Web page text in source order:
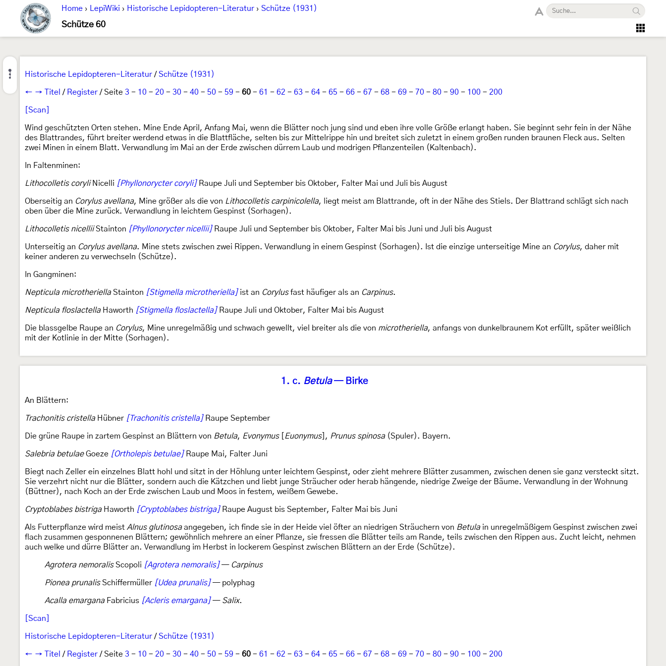
Home › LepiWiki › Historische Lepidopteren-Literatur › Schütze (1931)
Schütze 60
Historische Lepidopteren-Literatur / Schütze (1931)
← → Titel / Register / Seite 3 - 10 - 20 - 30 - 40 - 50 - 59 - 60 - 61 - 62 - 63 - 64 - 65 - 66 - 67 - 68 - 69 - 70 - 80 - 90 - 100 - 200
[Scan]
Wind geschützten Orten stehen. Mine Ende April, Anfang Mai, wenn die Blätter noch jung sind und eben ihre volle Größe erlangt haben. Sie beginnt sehr fein in der Nähe
des Blattrandes, führt breiter werdend etwas in die Blattfläche, selten bis zur Mittelrippe hin und breitet sich zuletzt in einem großen runden braunen Fleck aus. Selten
zwei Minen in einem Blatt. Verwandlung im Mai an der Erde zwischen dürrem Laub und modrigen Pflanzenteilen (Kaltenbach).
In Faltenminen:
Lithocolletis coryliNicelli [Phyllonorycter coryli]Raupe Juli und September bis Oktober, Falter Mai und Juli bis August
Oberseitig an Corylus avellana, Mine größer als die von Lithocolletis carpinicolella, liegt meist am Blattrande, oft in der Nähe des Stiels. Der Blattrand schlägt sich nach
oben über die Mine zurück. Verwandlung in leichtem Gespinst (Sorhagen).
Lithocolletis nicelliiStainton [Phyllonorycter nicellii]Raupe Juli und September bis Oktober, Falter Mai bis Juni und Juli bis August
Unterseitig an Corylus avellana. Mine stets zwischen zwei Rippen. Verwandlung in einem Gespinst (Sorhagen). Ist die einzige unterseitige Mine an Corylus, daher mit
keiner anderen zu verwechseln (Schütze).
In Gangminen:
Nepticula microtheriellaStainton [Stigmella microtheriella]ist an Corylusfast häufiger als an Carpinus.
Nepticula floslactellaHaworth [Stigmella floslactella]Raupe Juli und Oktober, Falter Mai bis August
Die blassgelbe Raupe an Corylus, Mine unregelmäßig und schwach gewellt, viel breiter als die von microtheriella, anfangs von dunkelbraunem Kot erfüllt, später weißlich
mit der Kotlinie in der Mitte (Sorhagen).
1. c. Betula— Birke
An Blättern:
Trachonitis cristellaHübner [Trachonitis cristella]Raupe September
Die grüne Raupe in zartem Gespinst an Blättern von Betula, Evonymus[ Euonymus], Prunus spinosa(Spuler). Bayern.
Salebria betulaeGoeze [Ortholepis betulae]Raupe Mai, Falter Juni
Biegt nach Zeller ein einzelnes Blatt hohl und sitzt in der Höhlung unter leichtem Gespinst, oder zieht mehrere Blätter zusammen, zwischen denen sie ganz versteckt sitzt.
Sie verzehrt nicht nur die Blätter, sondern auch die Kätzchen und liebt junge Sträucher oder herab hängende, niedrige Zweige der Bäume. Verwandlung in der Wohnung
(Büttner), nach Koch an der Erde zwischen Laub und Moos in festem, weißem Gewebe.
Cryptoblabes bistrigaHaworth [Cryptoblabes bistriga]Raupe August bis September, Falter Mai bis Juni
Als Futterpflanze wird meist Alnus glutinosaangegeben, ich finde sie in der Heide viel öfter an niedrigen Sträuchern von Betulain unregelmäßigem Gespinst zwischen zwei
flach zusammen gesponnenen Blättern; gewöhnlich mehrere an einer Pflanze, sie fressen die Blätter teils am Rande, teils zwischen den Rippen aus. Zucht leicht, nehmen
auch welke und dürre Blätter an. Verwandlung im Herbst in lockerem Gespinst zwischen Blättern an der Erde (Schütze).
Agrotera nemoralisScopoli [Agrotera nemoralis]— Carpinus
Pionea prunalisSchiffermüller [Udea prunalis]— polyphag
Acalla emarganaFabricius [Acleris emargana]— Salix.
[Scan]
Historische Lepidopteren-Literatur / Schütze (1931)
← → Titel / Register / Seite 3 - 10 - 20 - 30 - 40 - 50 - 59 - 60 - 61 - 62 - 63 - 64 - 65 - 66 - 67 - 68 - 69 - 70 - 80 - 90 - 100 - 200